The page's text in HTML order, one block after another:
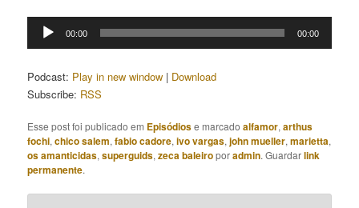
Tocador
00:00 00:00
Podcast: Play in new window | Download
Subscribe: RSS
Esse post foi publicado em Episódiose marcadoalfamor,arthus
fochi,chico salem,fabio cadore,ivo vargas,john mueller,marietta,
os amanticidas,superguids,zeca baleiroporadmin. Guardarlink
permanente.